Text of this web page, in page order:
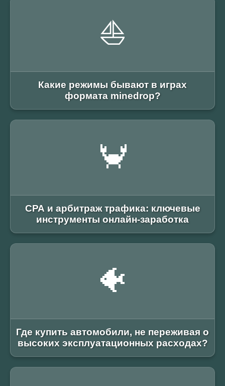
⛵
Какие режимы бывают в играх
формата minedrop?
🦀
СРА и арбитраж трафика: ключевые
инструменты онлайн-заработка
🐠
Где купить автомобили, не переживая о
высоких эксплуатационных расходах?